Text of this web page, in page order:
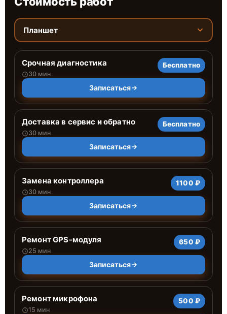
Планшет
Срочная диагностика
30 мин
Бесплатно
Записаться
Доставка в сервис и обратно
30 мин
Бесплатно
Записаться
Замена контроллера
30 мин
1100 ₽
Записаться
Ремонт GPS-модуля
25 мин
650 ₽
Записаться
Ремонт микрофона
15 мин
500 ₽